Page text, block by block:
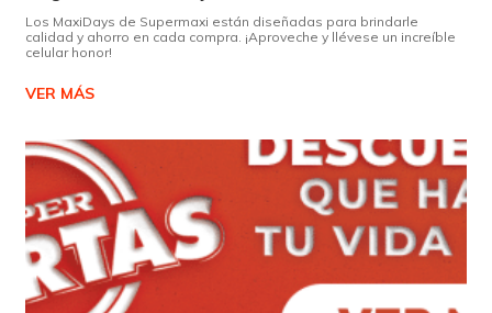
Los MaxiDays de Supermaxi están diseñadas para brindarle
calidad y ahorro en cada compra. ¡Aproveche y llévese un increíble
celular honor!
VER MÁS